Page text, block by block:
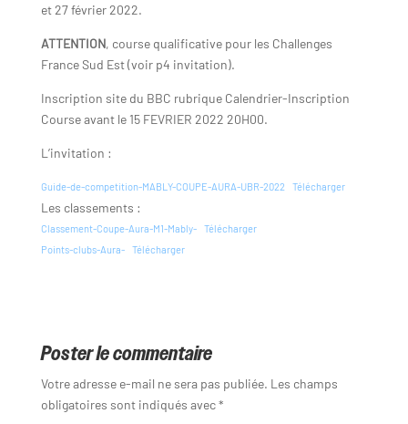
et 27 février 2022.
ATTENTION, course qualificative pour les Challenges
France Sud Est (voir p4 invitation).
Inscription site du BBC rubrique Calendrier-Inscription
Course avant le 15 FEVRIER 2022 20H00.
L’invitation :
Guide-de-competition-MABLY-COUPE-AURA-UBR-2022 Télécharger
Les classements :
Classement-Coupe-Aura-M1-Mably-
Télécharger
Points-clubs-Aura-
Télécharger
Poster le commentaire
Votre adresse e-mail ne sera pas publiée. Les champs
obligatoires sont indiqués avec*